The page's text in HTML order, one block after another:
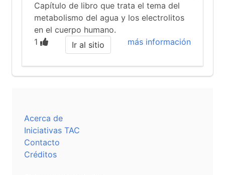
Capítulo de libro que trata el tema del
metabolismo del agua y los electrolitos
en el cuerpo humano.
1
más información
Ir al sitio
Acerca de
Iniciativas TAC
Contacto
Créditos